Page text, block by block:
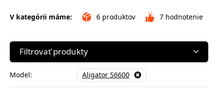
V kategórii máme: 6 produktov 7 hodnotenie
Filtrovať produkty
Model: Aligator S6600